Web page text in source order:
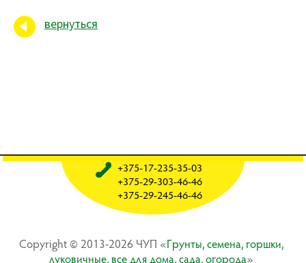
вернуться
Copyright © 2013-2026 ЧУП «Гpyнты, ceмeнa, гopшки,
лyкoвичныe, вce для дoмa, caдa, oгopoдa»
+375-17-235-35-03
+375-29-303-46-46
+375-29-245-46-46